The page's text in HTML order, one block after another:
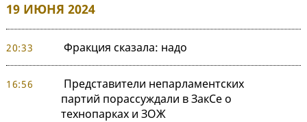
19 ИЮНЯ 2024
20:33 Фракция сказала: надо
16:56
Представители непарламентских
партий порассуждали в ЗакСе о
технопарках и ЗОЖ